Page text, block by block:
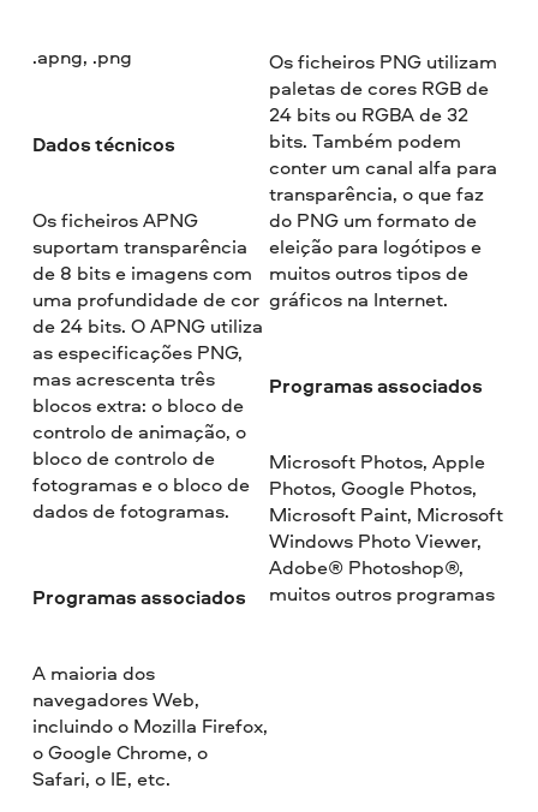
.apng, .png
Dados técnicos
Os ficheiros APNG
suportam transparência
de 8 bits e imagens com
uma profundidade de cor
de 24 bits. O APNG utiliza
as especificações PNG,
mas acrescenta três
blocos extra: o bloco de
controlo de animação, o
bloco de controlo de
fotogramas e o bloco de
dados de fotogramas.
Programas associados
A maioria dos
navegadores Web,
incluindo o Mozilla Firefox,
o Google Chrome, o
Safari, o IE, etc.
Os ficheiros PNG utilizam
paletas de cores RGB de
24 bits ou RGBA de 32
bits. Também podem
conter um canal alfa para
transparência, o que faz
do PNG um formato de
eleição para logótipos e
muitos outros tipos de
gráficos na Internet.
Programas associados
Microsoft Photos, Apple
Photos, Google Photos,
Microsoft Paint, Microsoft
Windows Photo Viewer,
Adobe® Photoshop®,
muitos outros programas